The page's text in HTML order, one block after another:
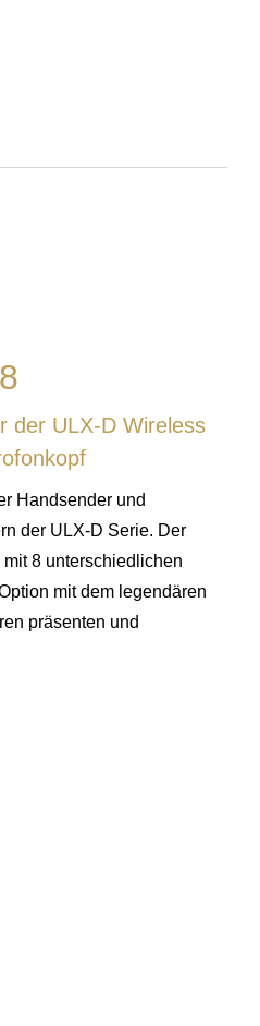
der ULX-D Wireless
Handsender und
der ULX-D Serie. Der
8 unterschiedlichen
mit dem legendären
präsenten und